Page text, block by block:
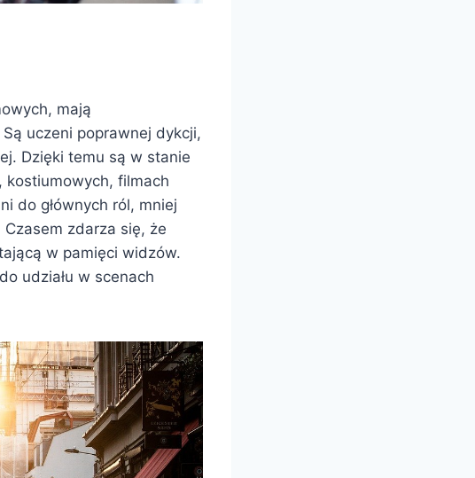
mają
uczeni poprawnej dykcji,
Dzięki temu są w stanie
kostiumowych, filmach
do głównych ról, mniej
zdarza się, że
w pamięci widzów.
udziału w scenach